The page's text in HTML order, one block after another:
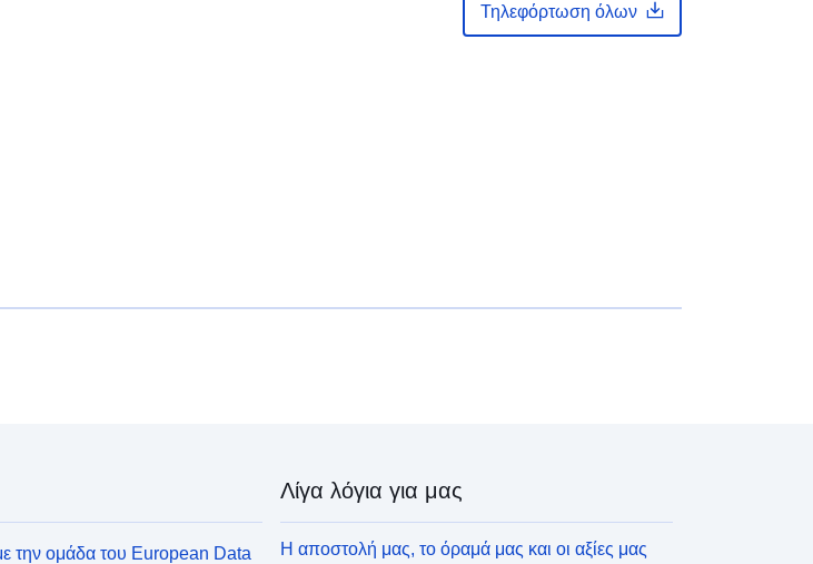
Τηλεφόρτωση όλων
την ομάδα του European Data
Λίγα λόγια για μας
Η αποστολή μας, το όραμά μας και οι αξίες μας